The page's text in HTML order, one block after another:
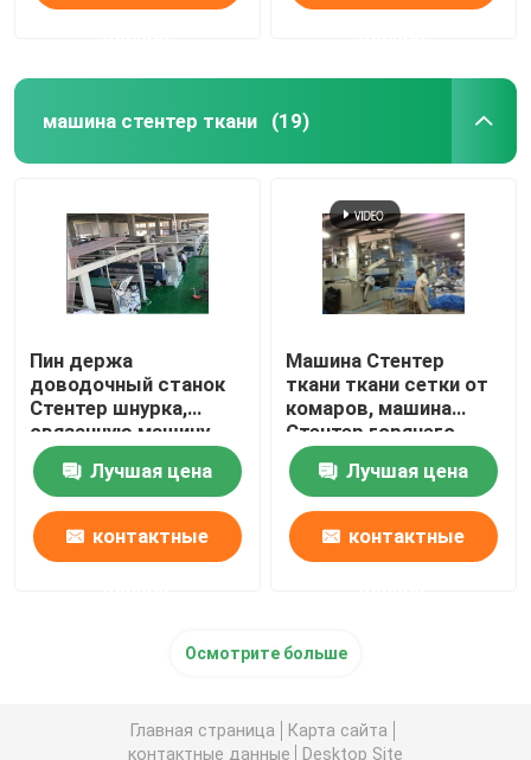
машина стентер ткани (19)
Пин держа
доводочный станок
Стентер шнурка,
связанную машину
установки жары
ткани Лучшая цена
контактные
Машина Стентер
ткани ткани сетки от
комаров, машина
Стентер горячего
воздуха низкого
напряженияЛучшая цена
контактные
Осмотрите больше
Главная страница
Карта сайта
контактные данные
Desktop Site